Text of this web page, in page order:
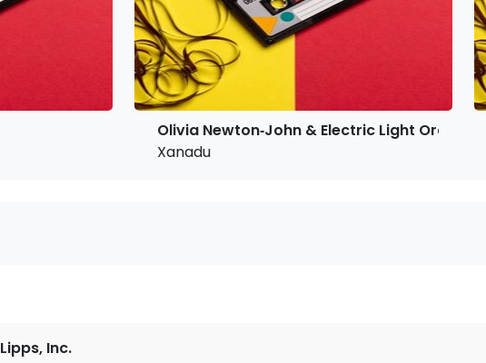
Olivia Newton‐John & Electric Light Orchestra
Xanadu
Lipps, Inc.